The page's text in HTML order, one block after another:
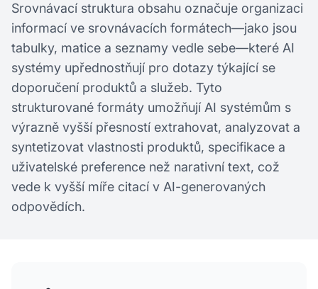
Srovnávací struktura obsahu označuje organizaci
informací ve srovnávacích formátech—jako jsou
tabulky, matice a seznamy vedle sebe—které AI
systémy upřednostňují pro dotazy týkající se
doporučení produktů a služeb. Tyto
strukturované formáty umožňují AI systémům s
výrazně vyšší přesností extrahovat, analyzovat a
syntetizovat vlastnosti produktů, specifikace a
uživatelské preference než narativní text, což
vede k vyšší míře citací v AI-generovaných
odpovědích.